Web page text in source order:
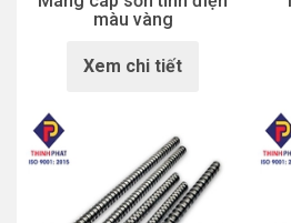
màu vàng
Xem chi tiết